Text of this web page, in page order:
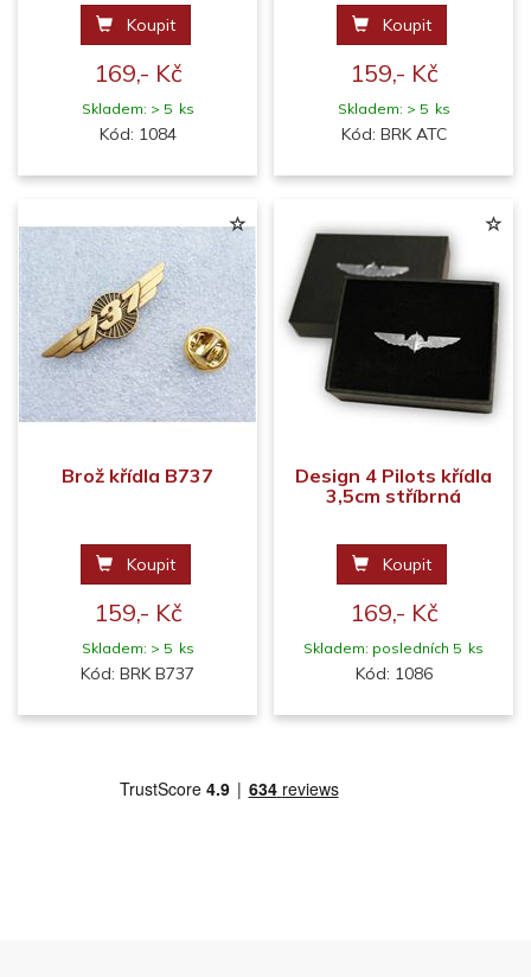
Koupit
169,- Kč
Skladem: > 5 ks
Kód: 1084
Koupit
159,- Kč
Skladem: > 5 ks
Kód: BRK ATC
Brož křídla B737
Koupit
159,- Kč
Skladem: > 5 ks
Kód: BRK B737
Design 4 Pilots křídla
3,5cm stříbrná
Koupit
169,- Kč
Skladem: posledních 5 ks
Kód: 1086